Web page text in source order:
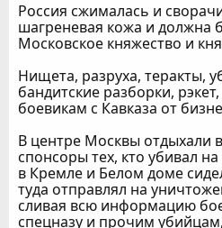
Россия сжималась и
шагреневая кожа и должна
Московское княжество и
Нищета, разруха, теракты,
бандитские разборки,
боевикам с Кавказа от
В центре Москвы отдыхали
спонсоры тех, кто убивал на
в Кремле и Белом доме
туда отправлял на
сливая всю информацию
спецназу и прочим